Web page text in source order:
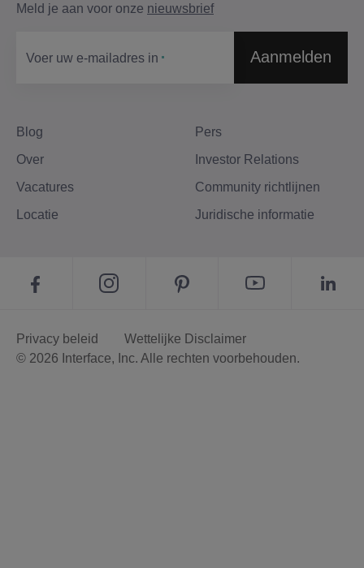
Blog
Over
Vacatures
Locatie
Pers
Investor Relations
Community richtlijnen
Juridische informatie
Meld je aan voor onze nieuwsbrief
Voer uw e-mailadres in​ Aanmelden
Privacy beleid
Wettelijke Disclaimer
© 2026 Interface, Inc. Alle rechten voorbehouden.